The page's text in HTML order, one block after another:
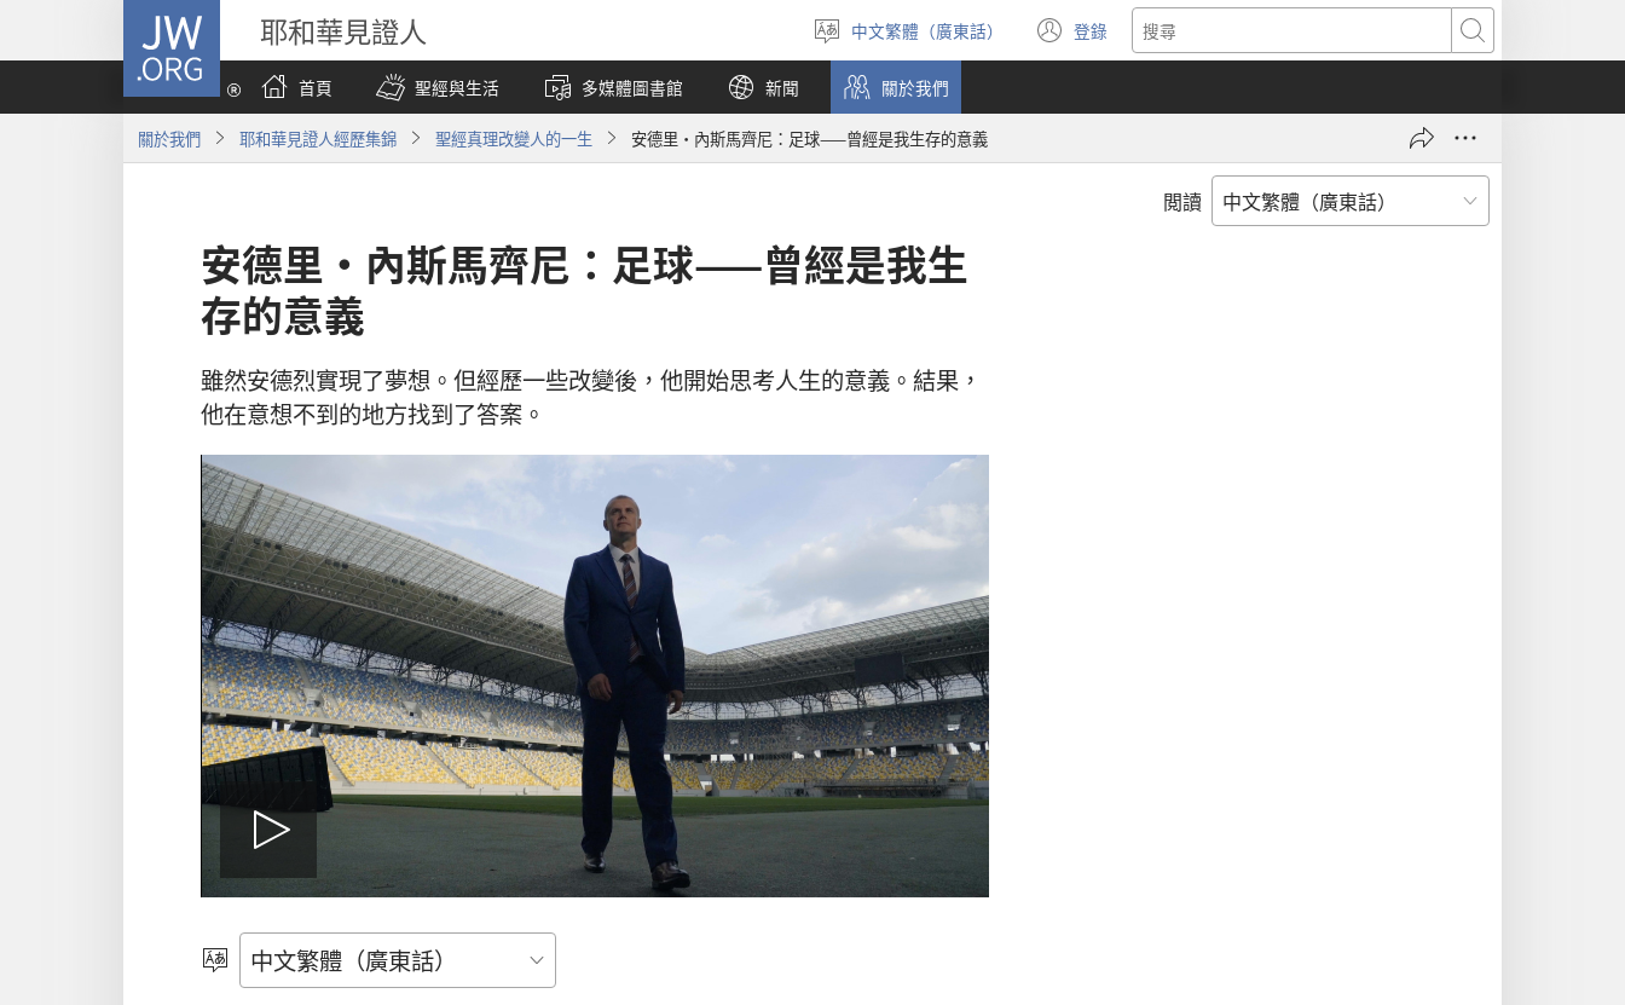
JW.ORG 耶和華見證人
選
擇
語
言
中文繁體（廣東話） 登錄
（開
啟
視
搜
尋
首頁
聖經與生活 多媒體圖書館 新聞 關於我們
關於我們 耶和華見證人經歷集錦 聖經真理改變人的一生 安德里·內斯馬齊尼：足球——曾經是我生存的意義
閲讀
安德里·內斯馬齊尼：足球——曾經是我生
存的意義
雖然安德烈實現了夢想。但經歷一些改變後，他開始思考人生的意義。結果，
他在意想不到的地方找到了答案。
播
放
選